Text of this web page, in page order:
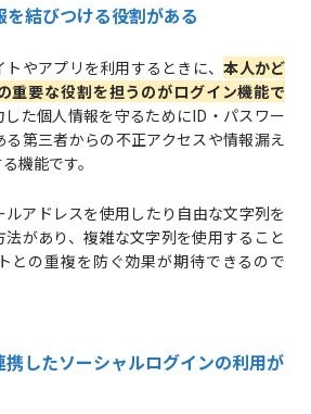
結びつける役割がある
トやアプリを利用するときに、本人かど
重要な役割を担うのがログイン機能で
した個人情報を守るためにID・パスワー
る第三者からの不正アクセスや情報漏え
機能です。
アドレスを使用したり自由な文字列を
があり、複雑な文字列を使用すること
との重複を防ぐ効果が期待できるので
したソーシャルログインの利用が